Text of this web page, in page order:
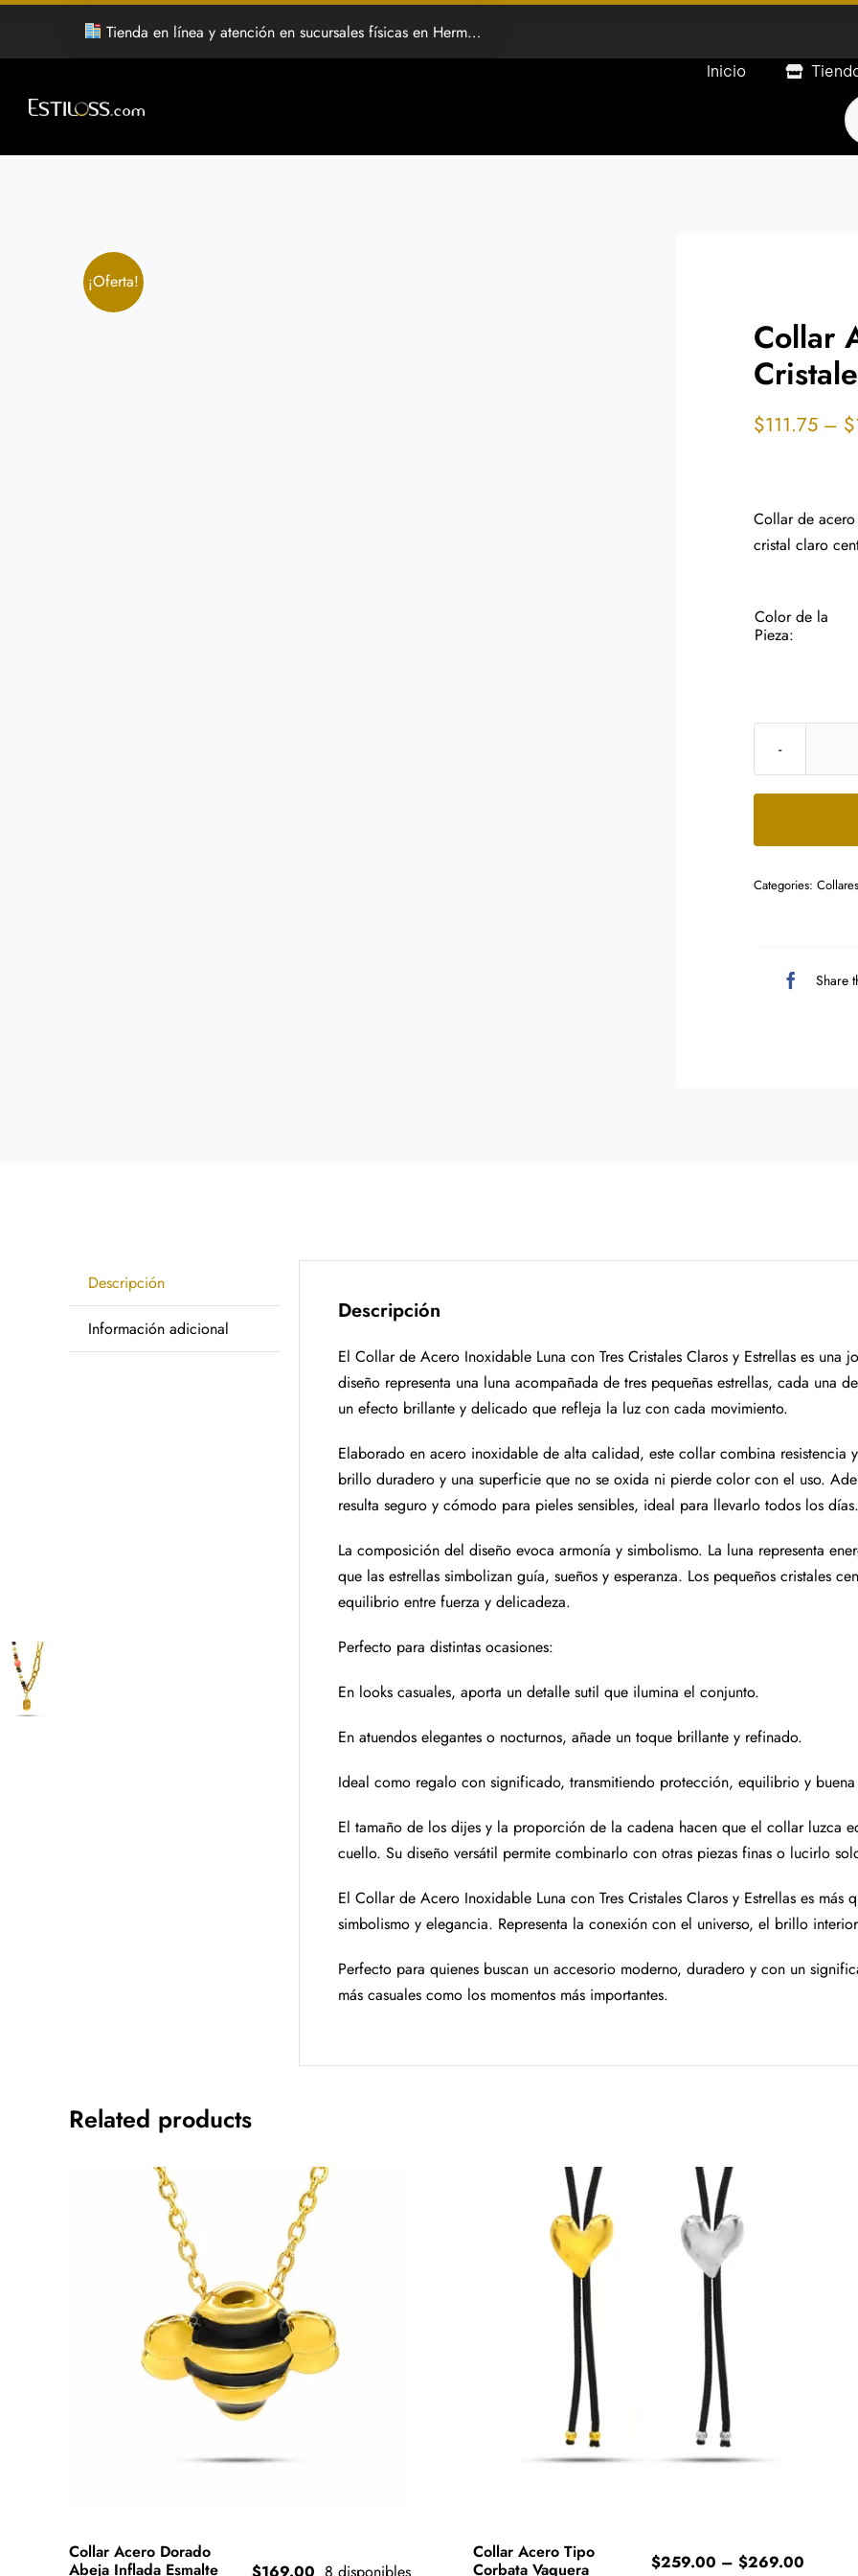
Saltar
contenido
Tienda en línea y atención en sucursales físicas en Hermosillo
Inicio
¡Oferta!
Collar
$111.75 – $
Collar de
cristal claro
Color de la
Pieza:
Categories: Collares
Share
Descripción
Información adicional
Descripción
El Collar de Acero Inoxidable Luna con Tres Cristales Claros y Estrellas es
diseño representa una luna acompañada de tres pequeñas estrellas, cada una
un efecto brillante y delicado que refleja la luz con cada movimiento.
Elaborado en acero inoxidable de alta calidad, este collar combina resistencia
brillo duradero y una superficie que no se oxida ni pierde color con el uso.
resulta seguro y cómodo para pieles sensibles, ideal para llevarlo todos los días.
La composición del diseño evoca armonía y simbolismo. La luna representa
que las estrellas simbolizan guía, sueños y esperanza. Los pequeños cristales
equilibrio entre fuerza y delicadeza.
Perfecto para distintas ocasiones:
En looks casuales, aporta un detalle sutil que ilumina el conjunto.
En atuendos elegantes o nocturnos, añade un toque brillante y refinado.
Ideal como regalo con significado, transmitiendo protección, equilibrio y
El tamaño de los dijes y la proporción de la cadena hacen que el collar luzca
cuello. Su diseño versátil permite combinarlo con otras piezas finas o lucirlo
El Collar de Acero Inoxidable Luna con Tres Cristales Claros y Estrellas es
simbolismo y elegancia. Representa la conexión con el universo, el brillo
Perfecto para quienes buscan un accesorio moderno, duradero y con un
más casuales como los momentos más importantes.
Related products
Collar Acero Dorado
Abeja Inflada Esmalte
Collar Acero Tipo
Corbata Vaquera
$259.00 – $269.00Price